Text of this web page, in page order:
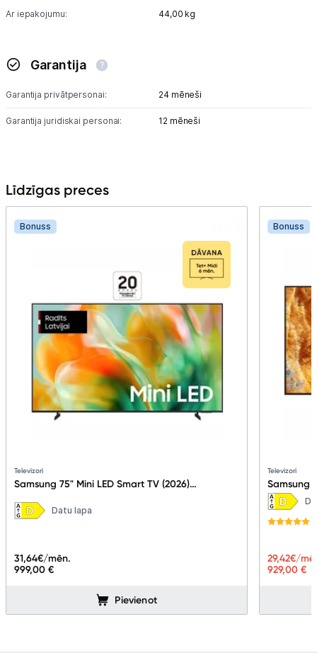
Ar iepakojumu: 44,00 kg
Garantija
Garantija privātpersonai: 24 mēneši
Garantija juridiskai personai: 12 mēneši
Līdzīgas preces
Bonuss
Televizori
Samsung 75" Mini LED Smart TV (2026)
Datu lapa
999,00 €
31,64€/mēn.
Pievienot
Bonuss
Televizori
Samsung
Vision AI
929,00 €
29,42€/